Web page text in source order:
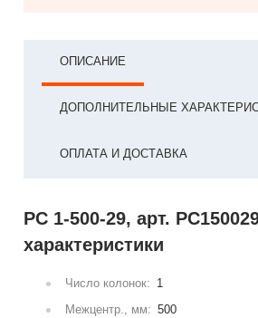
ОПИСАНИЕ
ДОПОЛНИТЕЛЬНЫЕ
ОПЛАТА И ДОСТАВКА
РС 1-500-29, арт.
характеристики
Число колонок: 1
Межцентр., мм: 500